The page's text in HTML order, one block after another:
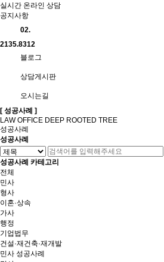
실시간 온라인 상담
공지사항
02.
2135.8312
블로그
상담게시판
오시는길
[ 성공사례 ]
LAW OFFICE DEEP ROOTED TREE
성공사례
성공사례
성공사례 카테고리
전체
민사
형사
이혼·상속
가사
행정
기업법무
건설·재건축·재개발
민사 성공사례